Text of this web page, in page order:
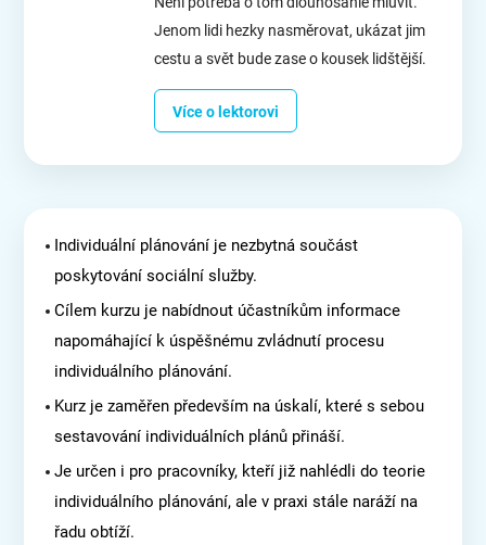
Jenom lidi hezky nasměrovat, ukázat jim
cestu a svět bude zase o kousek lidštější.
Více o lektorovi
Individuální plánování je nezbytná součást
poskytování sociální služby.
Cílem kurzu je nabídnout účastníkům informace
napomáhající k úspěšnému zvládnutí procesu
individuálního plánování.
Kurz je zaměřen především na úskalí, které s sebou
sestavování individuálních plánů přináší.
Je určen i pro pracovníky, kteří již nahlédli do teorie
individuálního plánování, ale v praxi stále naráží na
řadu obtíží.